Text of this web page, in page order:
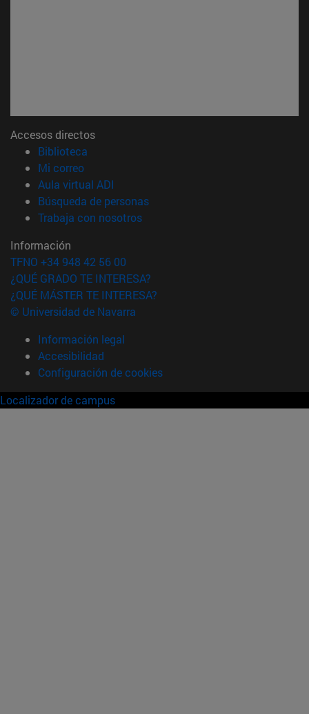
Accesos directos
Biblioteca
Mi correo(abre en nueva ventana)
Aula virtual ADI
Búsqueda de personas(abre en nueva ventana)
Trabaja con nosotros(abre en nueva ventana)
Información
TFNO +34 948 42 56 00
¿QUÉ GRADO TE INTERESA?
¿QUÉ MÁSTER TE INTERESA?
© Universidad de Navarra
Información legal
Accesibilidad
Configuración de cookies
Localizador de campus